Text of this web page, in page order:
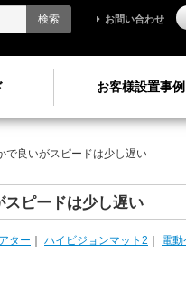
お客様設置事例
検索 お問い合わせ
で良いがスピードは少し遅い
ピードは少し遅い
ター ハイビジョンマット2 電動